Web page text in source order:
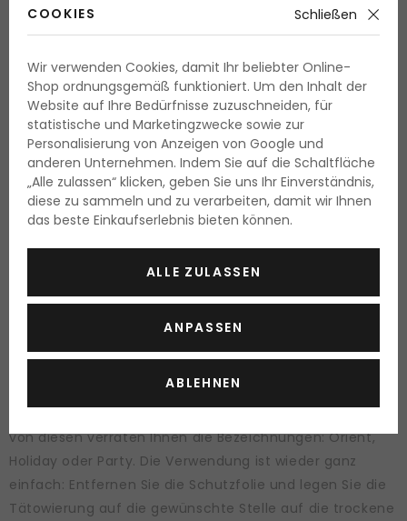
Vielfalt der dekorativen
Accessoires
Insbesondere in der Zeit von Bällen, Karnevalen und
Festivalsgehörenglitzernde Strasssteine zum
Aufkleben auf Gesicht, Hände, Nägel und Körperzu
den heißbegehrten Artikeln. Es reicht, wenn man diese
einfach vom Bogen abzieht und auf die gewünschte
Sie schätzen sicherlich auch die Möglichkeit, dass diese
dekorativen Accessoireswiederholt verwendetwerden
stellt die temporäre sprich vorübergehende Körper-
Tätowierung.Einiges über die thematische Ausrichtung
von diesen verraten Ihnen die Bezeichnungen: Orient,
Holiday oder Party. Die Verwendung ist wieder ganz
einfach: Entfernen Sie die Schutzfolie und legen Sie die
Tätowierung auf die gewünschte Stelle auf die trockene
COOKIES Schließen
Wir verwenden Cookies, damit Ihr beliebter Online-
Shop ordnungsgemäß funktioniert. Um den Inhalt der
Website auf Ihre Bedürfnisse zuzuschneiden, für
statistische und Marketingzwecke sowie zur
Personalisierung von Anzeigen von Google und
anderen Unternehmen. Indem Sie auf die Schaltfläche
„Alle zulassen“ klicken, geben Sie uns Ihr Einverständnis,
diese zu sammeln und zu verarbeiten, damit wir Ihnen
das beste Einkaufserlebnis bieten können.
ALLE ZULASSEN
ANPASSEN
ABLEHNEN